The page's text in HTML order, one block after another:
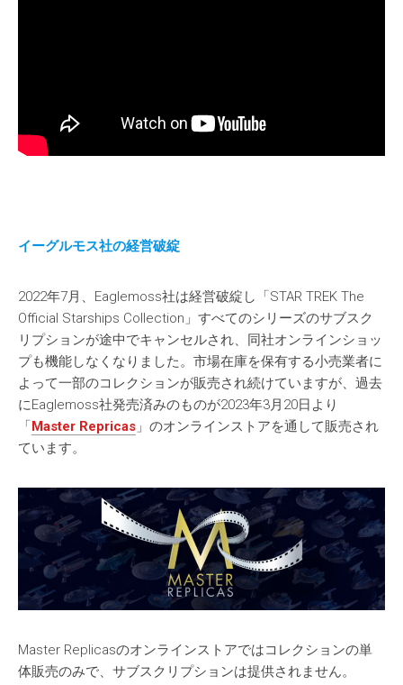
イーグルモス社の経営破綻
2022年7月、Eaglemoss社は経営破綻し「STAR TREK The
Official Starships Collection」すべてのシリーズのサブスク
リプションが途中でキャンセルされ、同社オンラインショッ
プも機能しなくなりました。市場在庫を保有する小売業者に
よって一部のコレクションが販売され続けていますが、過去
にEaglemoss社発売済みのものが2023年3月20日より
「Master Repricas 」のオンラインストアを通して販売され
ています。
Master Replicasのオンラインストアではコレクションの単
体販売のみで、サブスクリプションは提供されません。